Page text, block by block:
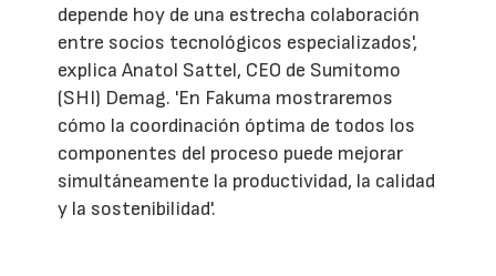
depende hoy de una estrecha colaboración
entre socios tecnológicos especializados',
explica Anatol Sattel, CEO de Sumitomo
(SHI) Demag. 'En Fakuma mostraremos
cómo la coordinación óptima de todos los
componentes del proceso puede mejorar
simultáneamente la productividad, la calidad
y la sostenibilidad'.